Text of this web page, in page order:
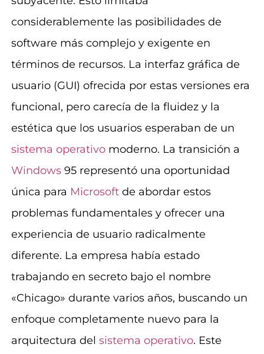
considerablemente las posibilidades de
software más complejo y exigente en
términos de recursos. La interfaz gráfica de
usuario (GUI) ofrecida por estas versiones era
funcional, pero carecía de la fluidez y la
estética que los usuarios esperaban de un
sistema operativomoderno. La transición a
Windows95 representó una oportunidad
única para Microsoftde abordar estos
problemas fundamentales y ofrecer una
experiencia de usuario radicalmente
diferente. La empresa había estado
trabajando en secreto bajo el nombre
«Chicago» durante varios años, buscando un
enfoque completamente nuevo para la
arquitectura del sistema operativo. Este